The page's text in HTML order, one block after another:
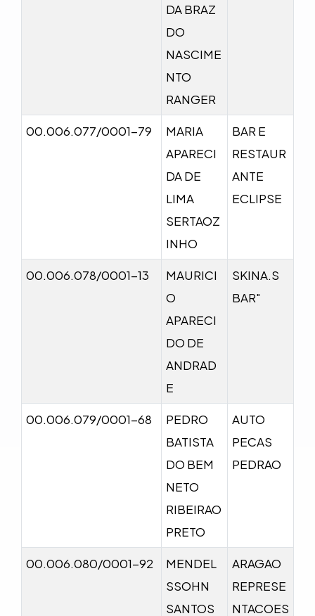
DA BRAZ
DO
NASCIME
NTO
RANGER
00.006.077/0001-79
MARIA
APARECI
DA DE
LIMA
SERTAOZ
INHO
BAR E
RESTAUR
ANTE
ECLIPSE
00.006.078/0001-13
MAURICI
O
APARECI
DO DE
ANDRAD
E
SKINA.S
BAR"
00.006.079/0001-68
PEDRO
BATISTA
DO BEM
NETO
RIBEIRAO
PRETO
AUTO
PECAS
PEDRAO
00.006.080/0001-92
MENDEL
SSOHN
SANTOS
ARAGAO
REPRESE
NTACOES